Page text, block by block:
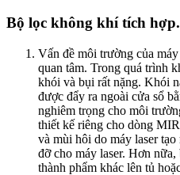
Bộ lọc không khí tích hợp.
Vấn đề môi trường của
quan tâm. Trong quá trình
khói và bụi rất nặng. Khói
được đẩy ra ngoài cửa sổ
nghiêm trọng cho môi
thiết kế riêng cho dòng
và mùi hôi do máy laser
đỡ cho máy laser. Hơn
thành phẩm khác lên tủ